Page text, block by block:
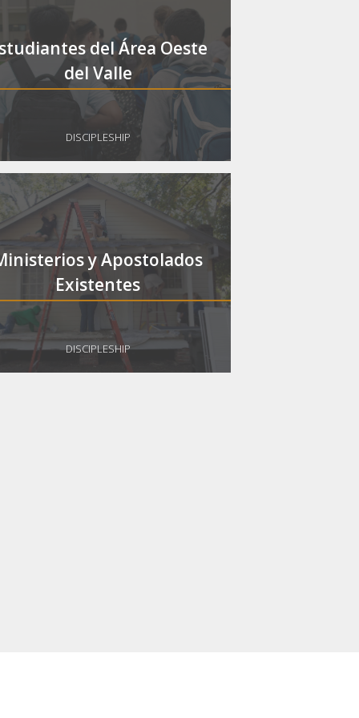
DISCIPLESHIP
del Área Oeste
del Valle
DISCIPLESHIP
y Apostolados
Existentes